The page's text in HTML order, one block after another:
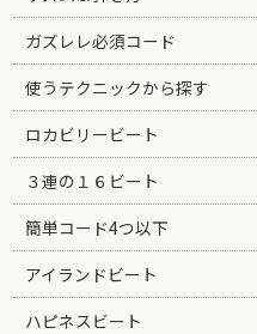
ガズレレ必須コード
使うテクニックから探す
ロカビリービート
３連の１６ビート
簡単コード4つ以下
アイランドビート
ハピネスビート